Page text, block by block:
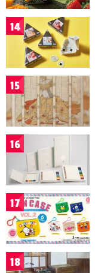
14
15
16
17
18